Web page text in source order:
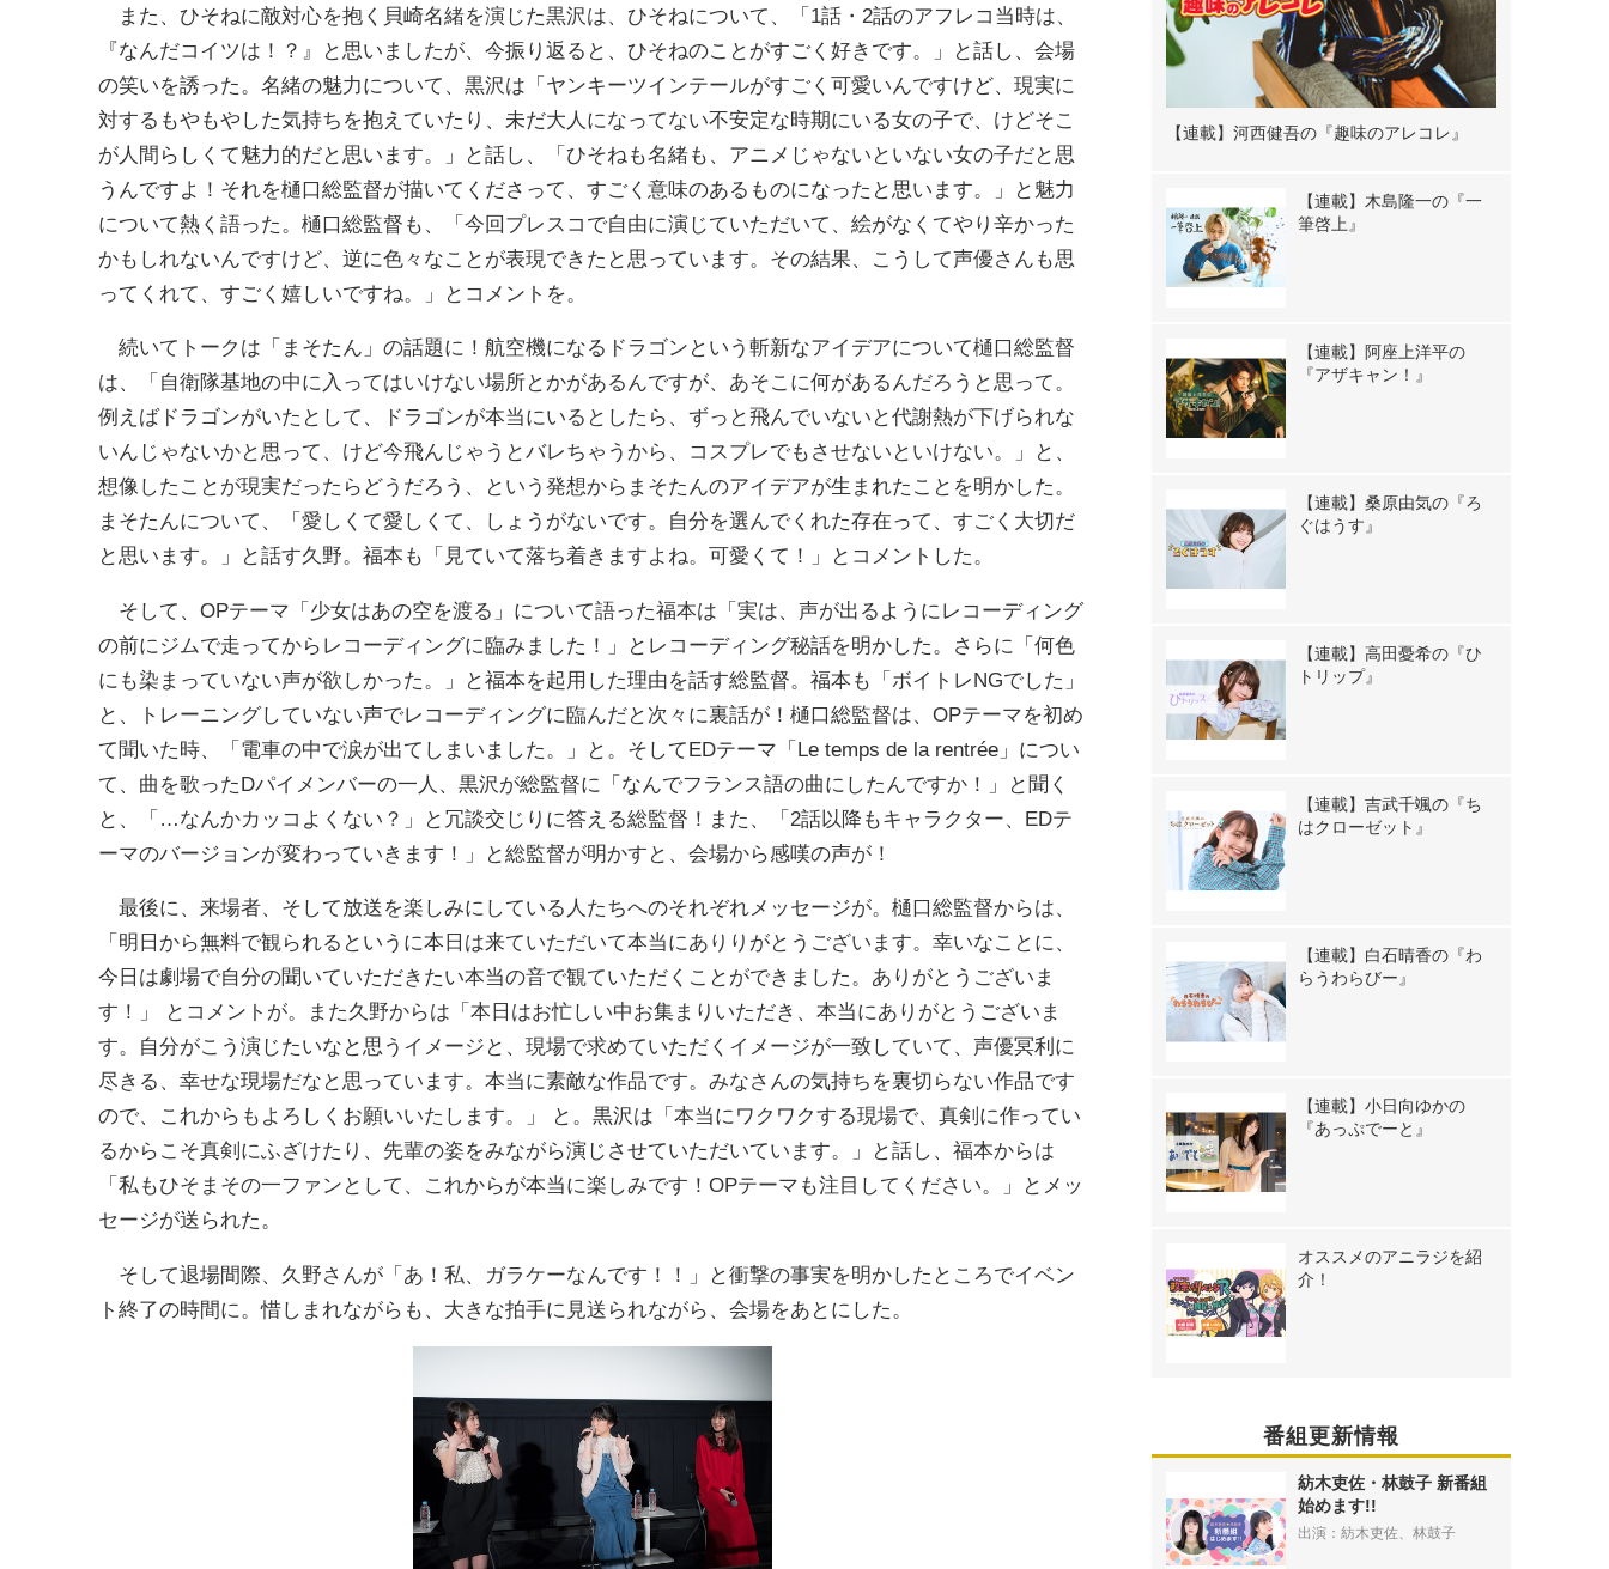
また、ひそねに敵対心を抱く貝崎名緒を演じた黒沢は、ひそねについて、「1話・2話のアフレコ当時は、
『なんだコイツは！？』と思いましたが、今振り返ると、ひそねのことがすごく好きです。」と話し、会場
の笑いを誘った。名緒の魅力について、黒沢は「ヤンキーツインテールがすごく可愛いんですけど、現実に
対するもやもやした気持ちを抱えていたり、未だ大人になってない不安定な時期にいる女の子で、けどそこ
が人間らしくて魅力的だと思います。」と話し、「ひそねも名緒も、アニメじゃないといない女の子だと思
うんですよ！それを樋口総監督が描いてくださって、すごく意味のあるものになったと思います。」と魅力
について熱く語った。樋口総監督も、「今回プレスコで自由に演じていただいて、絵がなくてやり辛かった
かもしれないんですけど、逆に色々なことが表現できたと思っています。その結果、こうして声優さんも思
ってくれて、すごく嬉しいですね。」とコメントを。
続いてトークは「まそたん」の話題に！航空機になるドラゴンという斬新なアイデアについて樋口総監督
は、「自衛隊基地の中に入ってはいけない場所とかがあるんですが、あそこに何があるんだろうと思って。
例えばドラゴンがいたとして、ドラゴンが本当にいるとしたら、ずっと飛んでいないと代謝熱が下げられな
いんじゃないかと思って、けど今飛んじゃうとバレちゃうから、コスプレでもさせないといけない。」と、
想像したことが現実だったらどうだろう、という発想からまそたんのアイデアが生まれたことを明かした。
まそたんについて、「愛しくて愛しくて、しょうがないです。自分を選んでくれた存在って、すごく大切だ
と思います。」と話す久野。福本も「見ていて落ち着きますよね。可愛くて！」とコメントした。
そして、OPテーマ「少女はあの空を渡る」について語った福本は「実は、声が出るようにレコーディング
の前にジムで走ってからレコーディングに臨みました！」とレコーディング秘話を明かした。さらに「何色
にも染まっていない声が欲しかった。」と福本を起用した理由を話す総監督。福本も「ボイトレNGでした」
と、トレーニングしていない声でレコーディングに臨んだと次々に裏話が！樋口総監督は、OPテーマを初め
て聞いた時、「電車の中で涙が出てしまいました。」と。そしてEDテーマ「Le temps de la rentrée」につい
て、曲を歌ったDパイメンバーの一人、黒沢が総監督に「なんでフランス語の曲にしたんですか！」と聞く
と、「…なんかカッコよくない？」と冗談交じりに答える総監督！また、「2話以降もキャラクター、EDテ
ーマのバージョンが変わっていきます！」と総監督が明かすと、会場から感嘆の声が！
最後に、来場者、そして放送を楽しみにしている人たちへのそれぞれメッセージが。樋口総監督からは、
「明日から無料で観られるというに本日は来ていただいて本当にありりがとうございます。幸いなことに、
今日は劇場で自分の聞いていただきたい本当の音で観ていただくことができました。ありがとうございま
す！」 とコメントが。また久野からは「本日はお忙しい中お集まりいただき、本当にありがとうございま
す。自分がこう演じたいなと思うイメージと、現場で求めていただくイメージが一致していて、声優冥利に
尽きる、幸せな現場だなと思っています。本当に素敵な作品です。みなさんの気持ちを裏切らない作品です
ので、これからもよろしくお願いいたします。」 と。黒沢は「本当にワクワクする現場で、真剣に作ってい
るからこそ真剣にふざけたり、先輩の姿をみながら演じさせていただいています。」と話し、福本からは
「私もひそまその一ファンとして、これからが本当に楽しみです！OPテーマも注目してください。」とメッ
セージが送られた。
そして退場間際、久野さんが「あ！私、ガラケーなんです！！」と衝撃の事実を明かしたところでイベン
ト終了の時間に。惜しまれながらも、大きな拍手に見送られながら、会場をあとにした。
【連載】河西健吾の『趣味のアレコレ』
【連載】木島隆一の『一
筆啓上』
【連載】阿座上洋平の
『アザキャン！』
【連載】桑原由気の『ろ
ぐはうす』
【連載】高田憂希の『ひ
トリップ』
【連載】吉武千颯の『ち
はクローゼット』
【連載】白石晴香の『わ
らうわらびー』
【連載】小日向ゆかの
『あっぷでーと』
オススメのアニラジを紹
介！
番組更新情報
紡木吏佐・林鼓子 新番組
始めます!!
出演：紡木吏佐、林鼓子